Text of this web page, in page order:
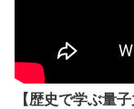
【歴史で学ぶ量